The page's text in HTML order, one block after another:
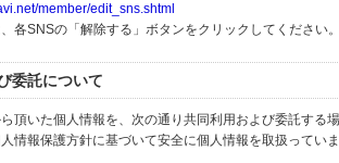
member/edit_sns.shtml
各SNSの「解除する」ボタンをクリックしてください。
委託について
頂いた個人情報を、次の通り共同利用および委託する
情報保護方針に基づいて安全に個人情報を取扱っていま